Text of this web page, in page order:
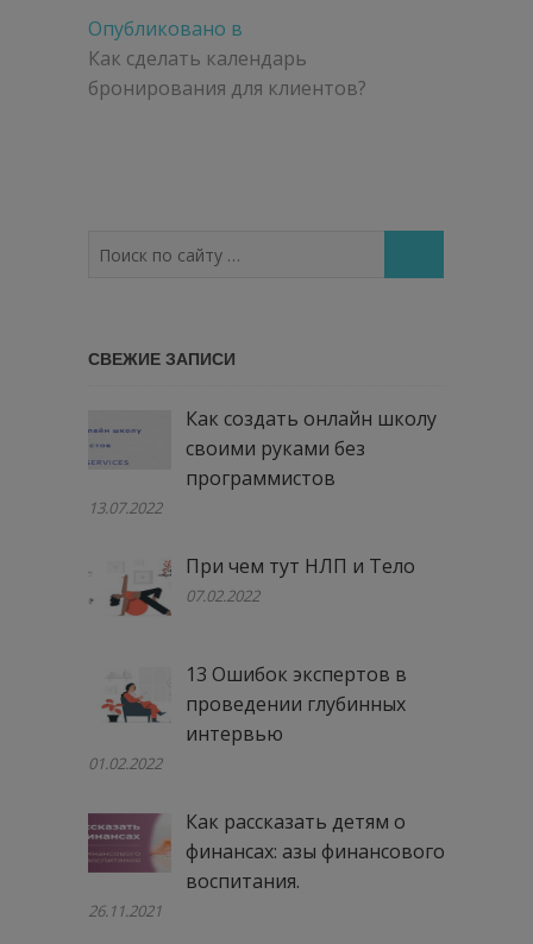
Навигация
по
записям
Опубликовано в
Как сделать календарь
бронирования для клиентов?
по
СВЕЖИЕ ЗАПИСИ
Как создать онлайн школу
своими руками без
программистов
13.07.2022
При чем тут НЛП и Тело
07.02.2022
13 Ошибок экспертов в
проведении глубинных
интервью
01.02.2022
Как рассказать детям о
финансах: азы финансового
воспитания.
26.11.2021